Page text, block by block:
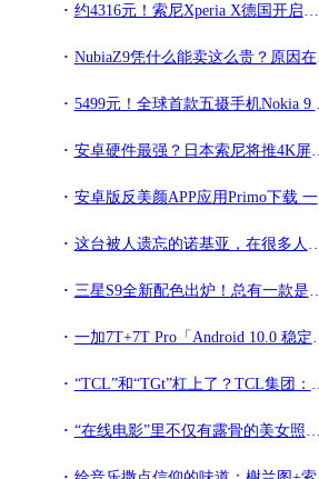
约4316元！索尼Xperia X德国开启预订!
NubiaZ9凭什么能卖这么贵？原因在这里!
5499元！全球首款五摄手机Nokia 9 PureView在国内发布!
安卓硬件最强？日本索尼将推4K屏幕手机，不跟风全面屏!
安卓版反美颜APP应用Primo下载 一秒消除PS、美图效果!
这台被人遗忘的诺基亚，在很多人眼里却是世界上最好的手机!
三星S9全新配色出炉！总有一款是你的菜!
一加7T+7T Pro「Android 10.0 稳定版」H2OS-全量包发布-可救砖!
“TCL”和“TGt”杠上了？TCL集团：拒绝摹仿我的商标？!
“在线电影”里不仅有露骨的美女照片，还有淫秽视频，网店店主被公诉!